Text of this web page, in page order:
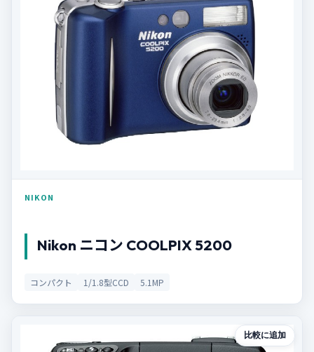
NIKON
Nikon ニコン COOLPIX 5200
コンパクト 1/1.8型CCD 5.1MP
比較に追加